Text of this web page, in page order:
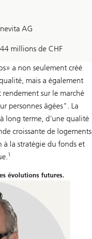
AG
millions de CHF
a non seulement créé
mais a également
sur le marché
personnes âgées". La
long terme, d’une qualité
croissante de logements
à la stratégie du fonds et
1
évolutions futures.